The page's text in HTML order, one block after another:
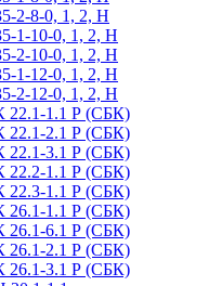
2-8-0, 1, 2, Н
1-10-0, 1, 2, Н
2-10-0, 1, 2, Н
1-12-0, 1, 2, Н
2-12-0, 1, 2, Н
22.1-1.1 Р (СБК)
22.1-2.1 Р (СБК)
22.1-3.1 Р (СБК)
22.2-1.1 Р (СБК)
22.3-1.1 Р (СБК)
26.1-1.1 Р (СБК)
26.1-6.1 Р (СБК)
26.1-2.1 Р (СБК)
26.1-3.1 Р (СБК)